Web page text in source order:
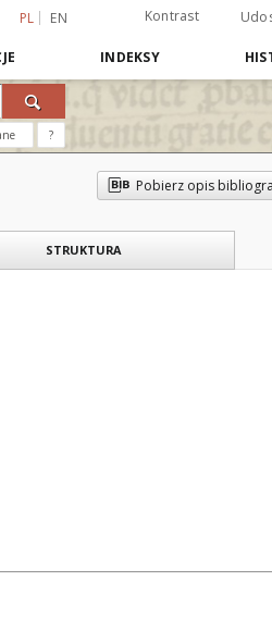
PL EN Kontrast
INDEKSY
?
Pobierz opis
STRUKTURA